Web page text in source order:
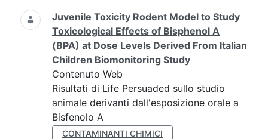
Juvenile Toxicity Rodent Model to Study
Toxicological Effects of Bisphenol A
(BPA) at Dose Levels Derived From Italian
Children Biomonitoring Study
Contenuto Web
Risultati di Life Persuaded sullo studio
animale derivanti dall'esposizione orale a
Bisfenolo A
CONTAMINANTI CHIMICI